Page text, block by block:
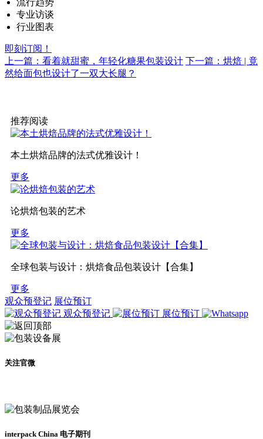
流行趋势
专业访谈
行业图表
即刻订阅！
上一篇：看着就甜蜜，年轻化糖果包装设计 下一篇：烘焙 | 竟
然给面包也设计了一双大长腿？
推荐阅读
本土烘焙品牌的法式优雅设计！
更多
论烘焙包装的艺术
更多
全球包装与设计：烘焙食品包装设计【合集】
更多
观众预登记 展位预订
观众预登记
展位预订
关注官微
interpack China 电子期刊